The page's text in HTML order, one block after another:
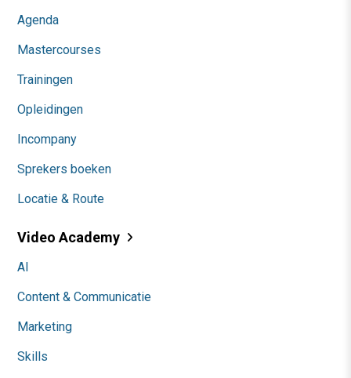
Agenda
Mastercourses
Trainingen
Opleidingen
Incompany
Sprekers boeken
Locatie & Route
Video Academy
AI
Content & Communicatie
Marketing
Skills